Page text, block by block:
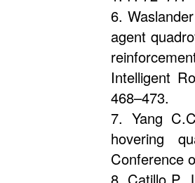
6.
agent
Intelligent
468–473.
7. Yang
hovering
Conference